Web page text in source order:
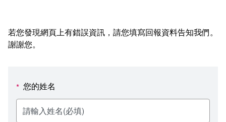
活動研習
歷史訊息
新聞媒體專區
空大有利的學習條件
環境設備
資訊圖像化專區
活動花絮
影音資訊
校長室
教務處課務組
學習指導中心
通識教育中心
法律學系
大眾傳播學系
其他好站
資訊相關法規
校務資訊
新生報名
在學資訊
校務系統
校內系統
若您發現網頁上有錯誤資訊，請您填寫回報資料告知我們。
謝謝您。
* 您的姓名